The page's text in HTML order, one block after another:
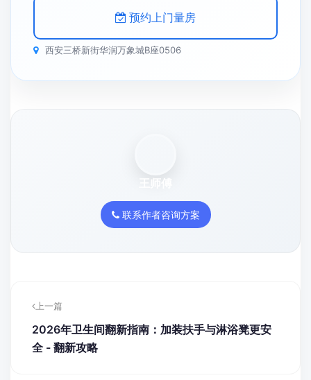
预约上门量房
西安三桥新街华润万象城B座0506
王师傅
联系作者咨询方案
上一篇
2026年卫生间翻新指南：加装扶手与淋浴凳更安
全 - 翻新攻略